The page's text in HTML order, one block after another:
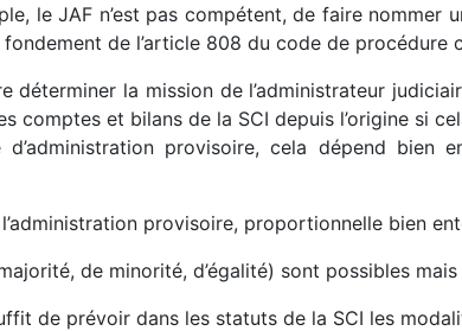
le JAF n’est pas compétent, de faire
de l’article 808 du code de procédure
déterminer la mission de l’administrateur
comptes et bilans de la SCI depuis l’origine si
provisoire, cela dépend
provisoire, proportionnelle bien
de minorité, d’égalité) sont possibles
de prévoir dans les statuts de la SCI les